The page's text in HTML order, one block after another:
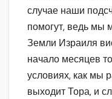
случае наши
помогут, ведь мы
Земли Израиля
начало месяцев
условиях, как мы
выходит Тора, и